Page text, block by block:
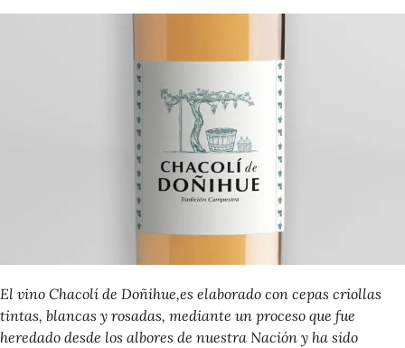
El vino Chacolí de Doñihue,es elaborado con cepas criollas
tintas, blancas y rosadas, mediante un proceso que fue
heredado desde los albores de nuestra Nación y ha sido